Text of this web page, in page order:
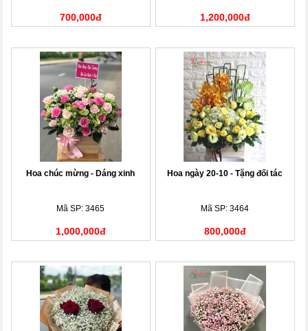
700,000đ 1,200,000đ
Hoa chúc mừng - Dáng xinh
Mã SP: 3465
1,000,000đ
Hoa ngày 20-10 - Tặng đối tác
Mã SP: 3464
800,000đ